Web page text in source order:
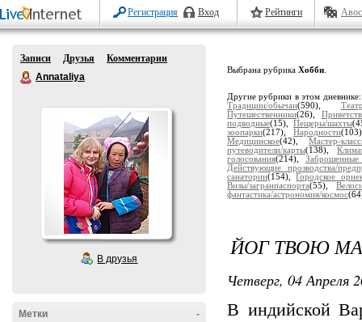
Регистрация Вход Рейтинги
Записи Друзья
Комментарии
Annataliya
В друзья
-
Метки
Выбрана рубрика Хобби
Другие рубрики в этом
Традиции/обычаи(590),
Путешественники(26),
подводные(15), Пещеры/шахты
зоопарки(217), Народности
Медицинское(42), Мастер-
путеводители/карты(138),
голосования(214), Заброшенные
Действующие прозводства/
санатории(154),Городское
Визы/загранпаспорта(55),
фантастика/астрономия/космос
ЙОГ ТВОЮ
Четверг, 04 Апреля
В индийской